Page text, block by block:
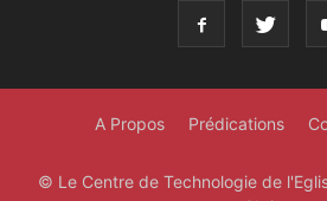
A Propos Prédications
© Le Centre de Technologie de